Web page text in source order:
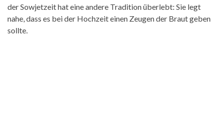
der Sowjetzeit hat eine andere Tradition überlebt: Sie legt
nahe, dass es bei der Hochzeit einen Zeugen der Braut geben
sollte.